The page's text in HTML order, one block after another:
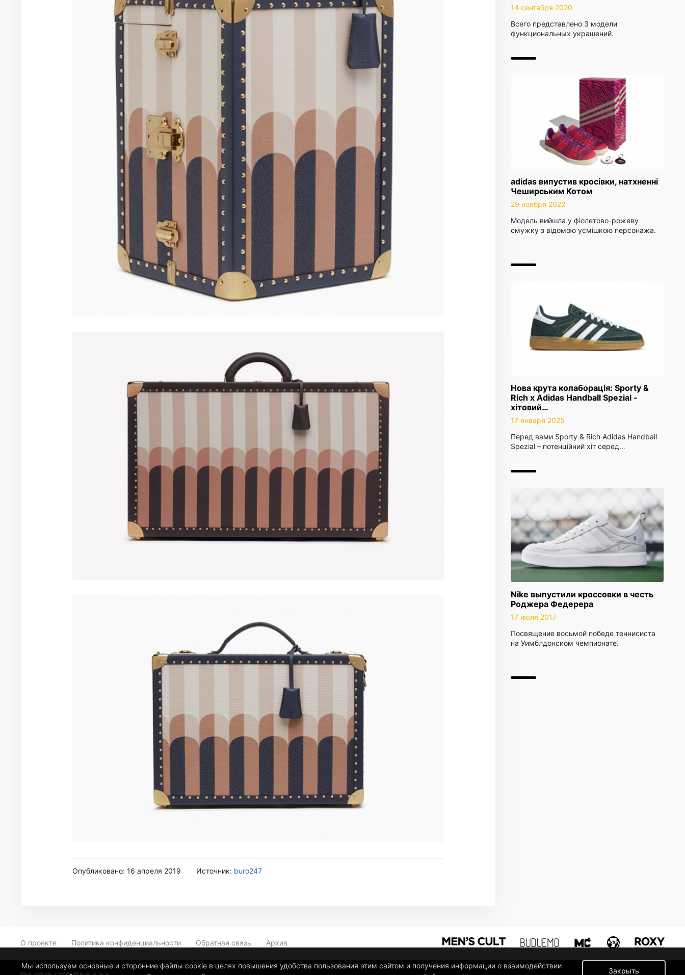
14 сентября 2020
Всего представлено 3 модели
функциональных украшений.
adidas випустив кросівки, натхненні
Чеширським Котом
29 ноября 2022
Модель вийшла у фіолетово-рожеву
смужку з відомою усмішкою персонажа.
Нова крута колаборація: Sporty &
Rich x Adidas Handball Spezial -
хітовий…
17 января 2025
Перед вами Sporty & Rich Adidas Handball
Spezial – потенційний хіт серед…
Nike выпустили кроссовки в честь
Роджера Федерера
17 июля 2017
Посвящение восьмой победе теннисиста
на Уимблдонском чемпионате.
Опубликовано: 16 апреля 2019 Источник: buro247
О проекте Политика конфиденциальности Обратная связь Архив
Закрыть
Мы используем основные и сторонние файлы cookie в целях повышения удобства пользования этим сайтом и получения информации о взаимодействии